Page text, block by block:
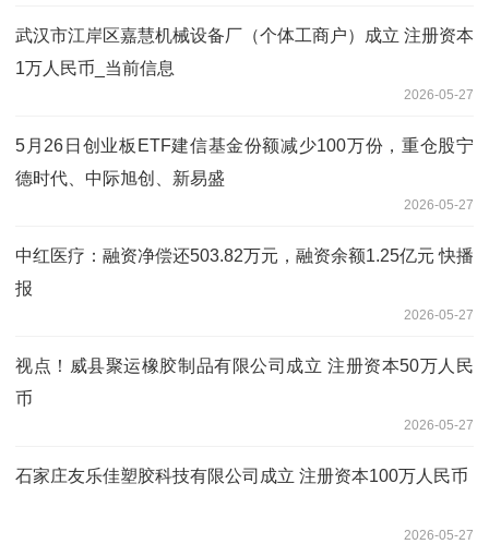
武汉市江岸区嘉慧机械设备厂（个体工商户）成立 注册资本
1万人民币_当前信息
2026-05-27
5月26日创业板ETF建信基金份额减少100万份，重仓股宁
德时代、中际旭创、新易盛
2026-05-27
中红医疗：融资净偿还503.82万元，融资余额1.25亿元 快播
报
2026-05-27
视点！威县聚运橡胶制品有限公司成立 注册资本50万人民
币
2026-05-27
石家庄友乐佳塑胶科技有限公司成立 注册资本100万人民币
2026-05-27